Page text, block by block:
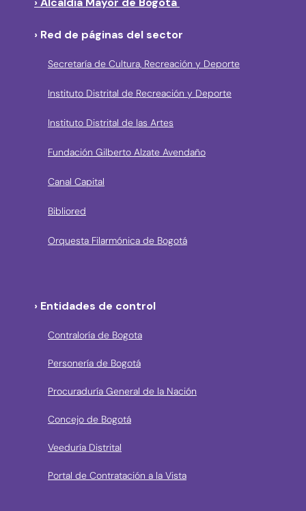
› Red de páginas del sector
Secretaría de Cultura, Recreación y Deporte
Instituto Distrital de Recreación y Deporte
Instituto Distrital de las Artes
Fundación Gilberto Alzate Avendaño
Canal Capital
Bibliored
Orquesta Filarmónica de Bogotá
› Entidades de control
Contraloría de Bogota
Personería de Bogotá
Procuraduría General de la Nación
Concejo de Bogotá
Veeduría Distrital
Portal de Contratación a la Vista